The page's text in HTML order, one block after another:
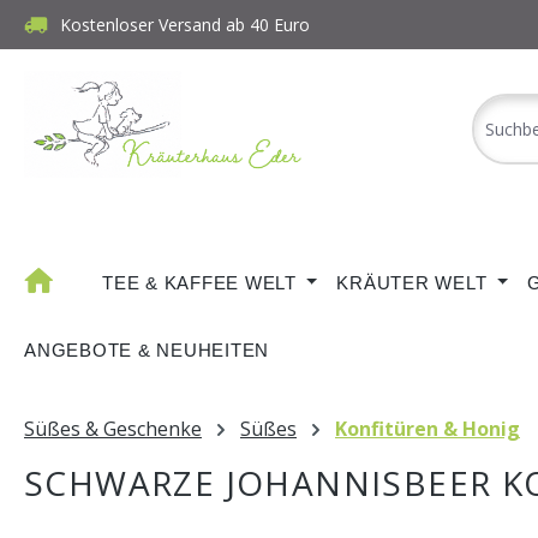
Hauptinhalt springen
Zur Suche springen
Zur Hauptnavigation springen
Kostenloser Versand ab 40 Euro
TEE & KAFFEE WELT KRÄUTER WELT
ANGEBOTE & NEUHEITEN
Süßes & Geschenke Süßes Konfitüren & Honig
SCHWARZE JOHANNISBEER